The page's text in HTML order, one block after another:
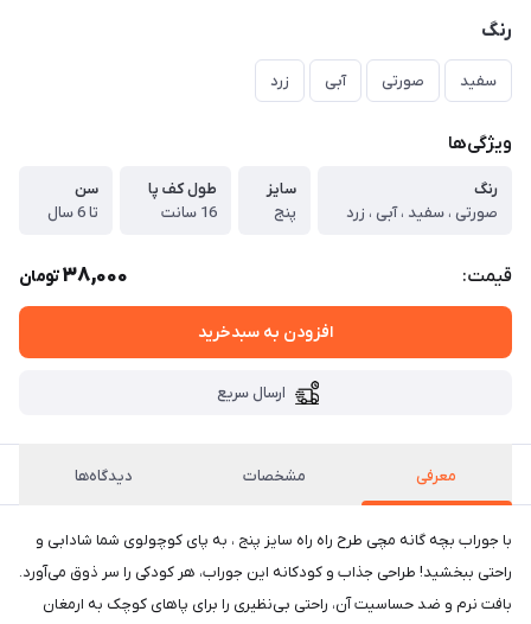
رنگ
سفید صورتی آبی زرد
ویژگی‌ها
رنگ
صورتی ، سفید ، آبی ، زرد
سایز
پنج
طول کف پا
16 سانت
سن
تا 6 سال
قیمت: 38,000تومان
افزودن به سبدخرید
ارسال سریع
معرفی مشخصات دیدگاه‌ها
با جوراب بچه گانه مچی طرح راه راه سایز پنج ، به پای کوچولوی شما شادابی و
راحتی ببخشید! طراحی جذاب و کودکانه این جوراب، هر کودکی را سر ذوق می‌آورد.
بافت نرم و ضد حساسیت آن، راحتی بی‌نظیری را برای پاهای کوچک به ارمغان